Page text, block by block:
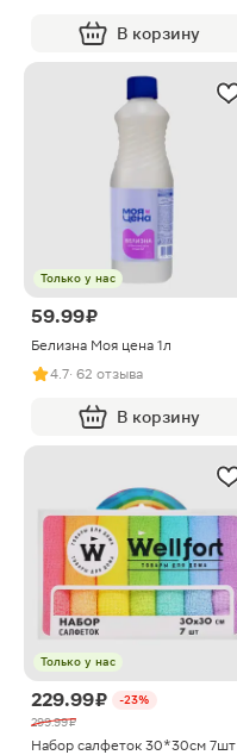
В корзину
Только у нас
59.99 ₽
Белизна Моя цена 1л
4.7· 62 отзыва
В корзину
Только у нас
229.99 ₽
-23%
299.99 ₽
Набор салфеток 30*30см 7шт